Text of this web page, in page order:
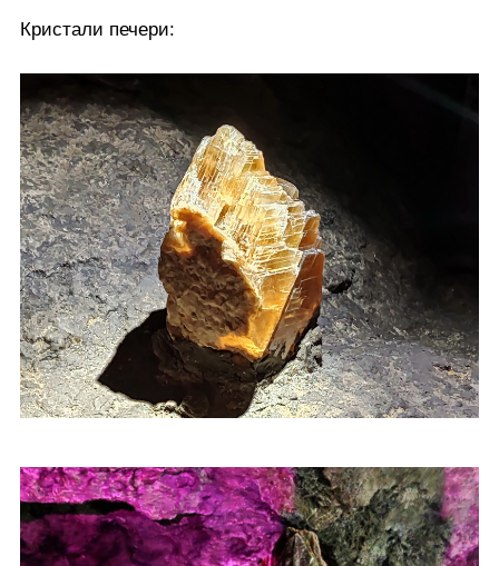
Кристали печери: